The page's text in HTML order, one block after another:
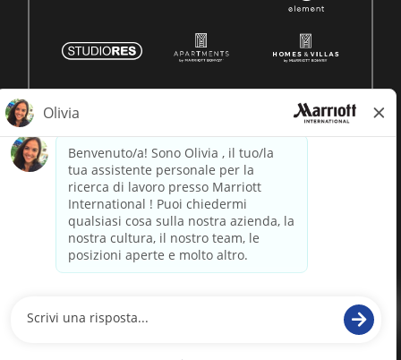
Marriott informazioni proprietarie
paradox.ai